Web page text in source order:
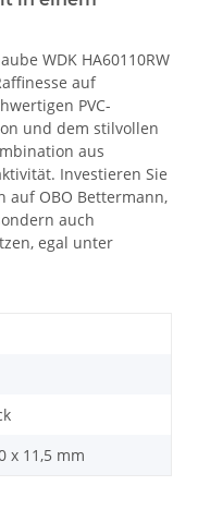
WDK HA60110RW
auf
PVC-
und dem stilvollen
aus
Investieren Sie
auf OBO Bettermann,
auch
egal unter
x 11,5 mm